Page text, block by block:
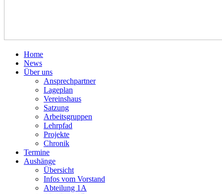
Home
News
Über uns
Ansprechpartner
Lageplan
Vereinshaus
Satzung
Arbeitsgruppen
Lehrpfad
Projekte
Chronik
Termine
Aushänge
Übersicht
Infos vom Vorstand
Abteilung 1A